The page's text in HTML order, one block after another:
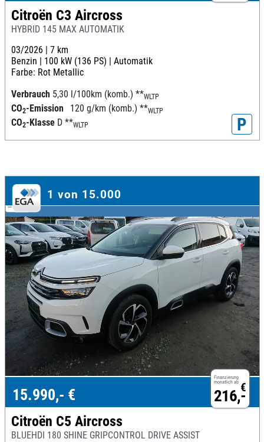
Citroën C3 Aircross
HYBRID 145 MAX AUTOMATIK
03/2026 | 7 km
Benzin | 100 kW (136 PS) | Automatik
Farbe: Rot Metallic
Verbrauch 5,30 l/100km (komb.) **WLTP
CO2-Emission 120 g/km (komb.) **WLTP
CO2-Klasse D **WLTP P
1 von 15.000
Finanzierung
monatlich ab €
216,-
15.990,- €
Citroën C5 Aircross
BLUEHDI 180 SHINE GRIPCONTROL DRIVE ASSIST